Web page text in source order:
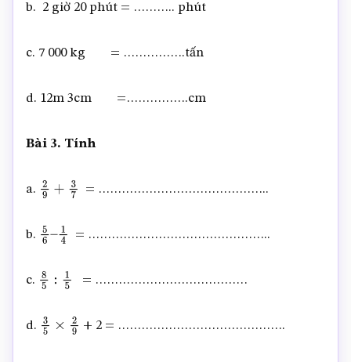
b. 2 giờ 20 phút = ……….. phút
c. 7 000 kg = …………….tấn
d. 12m 3cm =…………….cm
Bài 3. Tính
a. 29 + 7 = ……………………………………..
b. 56 = ………………………………………..
c. 85 1 5 = …………………………………
d. 35 × 29 + 2 = …………………………………….